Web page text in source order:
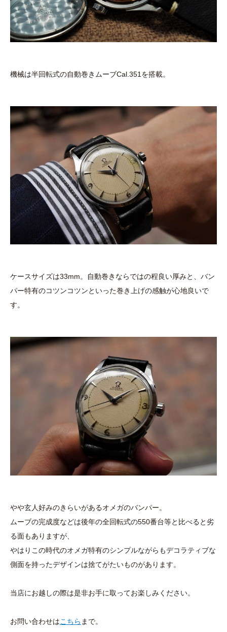
機械は半回転式の自動巻きムーブCal.351を搭載。
ケースサイズは33mm。自動巻きならではの程良い厚みと、バン
パー特有のコツンコツンといった巻き上げの感触が心地良いで
す。
やや玄人好みのきらいがあるオメガのバンパー。
ムーブの完成度などは後年の全回転式の550番台等と比べると劣
る面もありますが、
やはりこの時代のオメガ特有のシンプルながらもデコラティブな
側面を持ったデザインは捨てがたいものがあります。
当店にお越しの際は是非お手に取ってお楽しみください。
お問い合わせはこちら まで。